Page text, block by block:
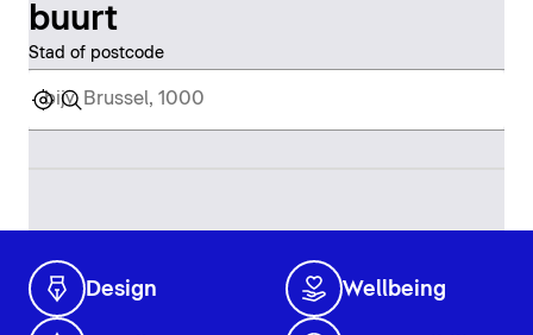
buurt
Stad of postcode
Design Wellbeing